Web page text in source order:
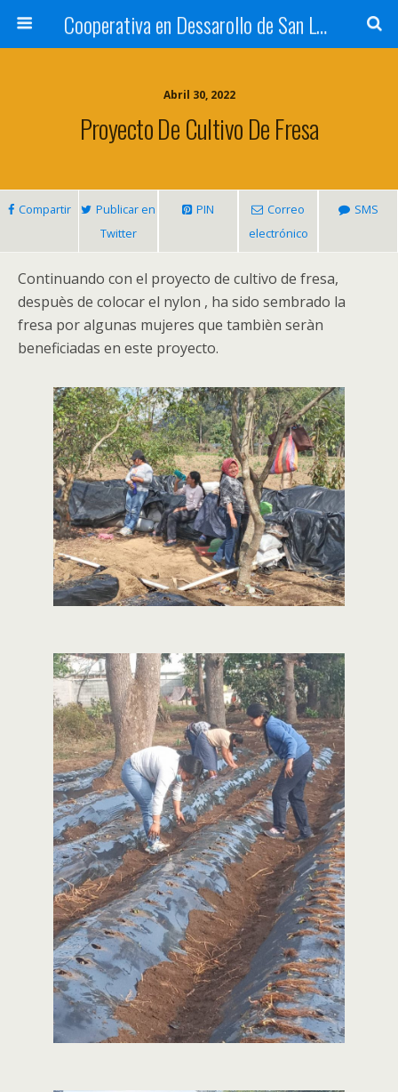
Cooperativa en Dessarollo de San Luis
Abril 30, 2022
Proyecto De Cultivo De Fresa
Compartir
Publicar en
Twitter
PIN
Correo
electrónico
SMS
Continuando con el proyecto de cultivo de fresa,
despuès de colocar el nylon , ha sido sembrado la
fresa por algunas mujeres que tambièn seràn
beneficiadas en este proyecto.